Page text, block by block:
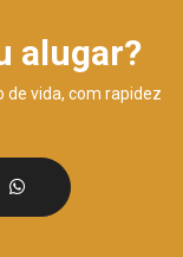
alugar?
de vida, com rapidez